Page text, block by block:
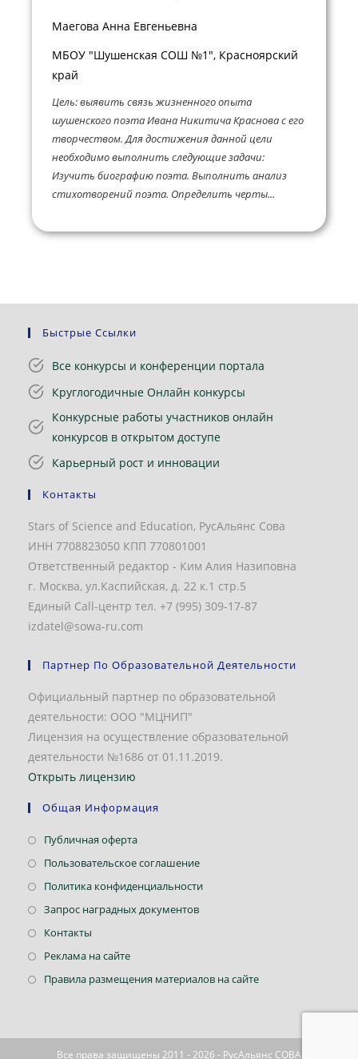
Маегова Анна Евгеньевна
МБОУ "Шушенская СОШ №1", Красноярский
край
Цель: выявить связь жизненного опыта
шушенского поэта Ивана Никитича Краснова с его
творчеством. Для достижения данной цели
необходимо выполнить следующие задачи:
Изучить биографию поэта. Выполнить анализ
стихотворений поэта. Определить черты...
Быстрые Ссылки
Все конкурсы и конференции портала
Круглогодичные Онлайн конкурсы
Конкурсные работы участников онлайн
конкурсов в открытом доступе
Карьерный рост и инновации
Контакты
Stars of Science and Education, РусАльянс Сова
ИНН 7708823050 КПП 770801001
Ответственный редактор - Ким Алия Назиповна
г. Москва, ул.Каспийская, д. 22 к.1 стр.5
Единый Call-центр тел. +7 (995) 309-17-87
izdatel@sowa-ru.com
Партнер По Образовательной Деятельности
Официальный партнер по образовательной
деятельности: ООО "МЦНИП"
Лицензия на осуществление образовательной
деятельности №1686 от 01.11.2019.
Открыть лицензию
Общая Информация
Публичная офертаОткроется
в
Пользовательское соглашениеОткроется
в
Политика конфиденциальностиОткроется
Запрос наградных документовОткроется
Контакты
в
Реклама на сайтеОткроется
в
Правила размещения материалов на сайтеОткроется
вкладке
Все права защищены 2011 - 2026 - РусАльянс СОВА